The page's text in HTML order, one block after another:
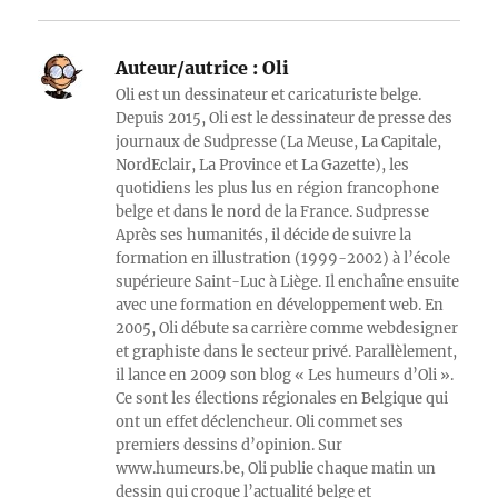
Auteur/autrice : Oli
Oli est un dessinateur et caricaturiste belge.
Depuis 2015, Oli est le dessinateur de presse des
journaux de Sudpresse (La Meuse, La Capitale,
NordEclair, La Province et La Gazette), les
quotidiens les plus lus en région francophone
belge et dans le nord de la France. Sudpresse
Après ses humanités, il décide de suivre la
formation en illustration (1999-2002) à l’école
supérieure Saint-Luc à Liège. Il enchaîne ensuite
avec une formation en développement web. En
2005, Oli débute sa carrière comme webdesigner
et graphiste dans le secteur privé. Parallèlement,
il lance en 2009 son blog « Les humeurs d’Oli ».
Ce sont les élections régionales en Belgique qui
ont un effet déclencheur. Oli commet ses
premiers dessins d’opinion. Sur
www.humeurs.be, Oli publie chaque matin un
dessin qui croque l’actualité belge et